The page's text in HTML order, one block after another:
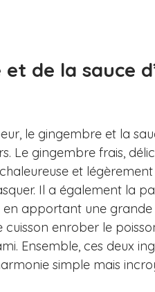
de la sauce
le gingembre et la
Le gingembre frais,
et
Il a également la
apportant une grande
enrober le
Ensemble, ces deux
simple mais